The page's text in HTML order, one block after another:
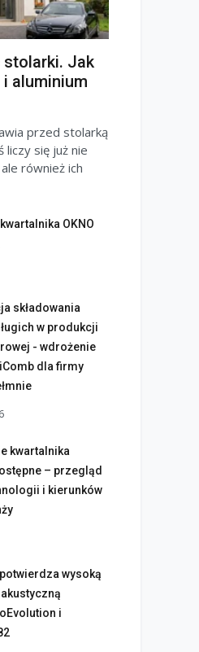
stolarki. Jak
i aluminium
przed stolarką
liczy się już nie
również ich
OKNO
składowania
w produkcji
- wdrożenie
dla firmy
kwartalnika
– przegląd
i kierunków
wysoką
i